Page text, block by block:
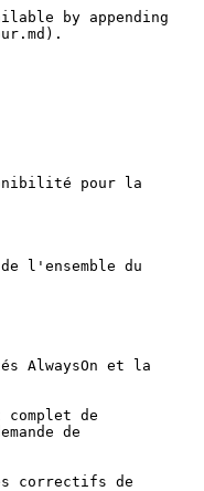
by appending
pour la
l'ensemble du
AlwaysOn et la
de
de
correctifs de